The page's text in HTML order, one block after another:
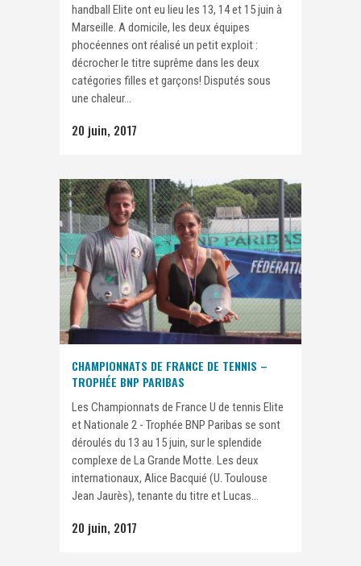
handball Elite ont eu lieu les 13, 14 et 15 juin à
Marseille. A domicile, les deux équipes
phocéennes ont réalisé un petit exploit :
décrocher le titre suprême dans les deux
catégories filles et garçons! Disputés sous
une chaleur...
20 juin, 2017
CHAMPIONNATS DE FRANCE DE TENNIS –
TROPHÉE BNP PARIBAS
Les Championnats de France U de tennis Elite
et Nationale 2 - Trophée BNP Paribas se sont
déroulés du 13 au 15 juin, sur le splendide
complexe de La Grande Motte. Les deux
internationaux, Alice Bacquié (U. Toulouse
Jean Jaurès), tenante du titre et Lucas...
20 juin, 2017